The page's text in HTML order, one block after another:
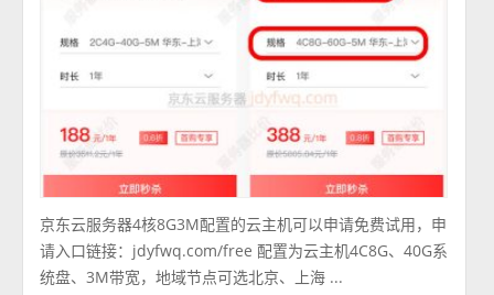
京东云服务器4核8G3M配置的云主机可以申请免费试用，申
请入口链接：jdyfwq.com/free 配置为云主机4C8G、40G系
统盘、3M带宽，地域节点可选北京、上海 ...